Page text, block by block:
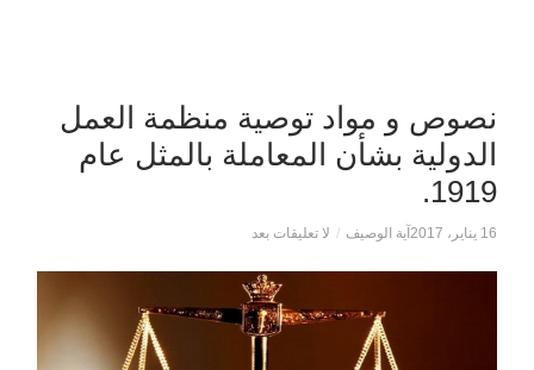
نصوص و مواد توصية منظمة العمل
الدولية بشأن المعاملة بالمثل عام
1919.
16 يناير، 2017 آية الوصيف / لا تعليقات بعد